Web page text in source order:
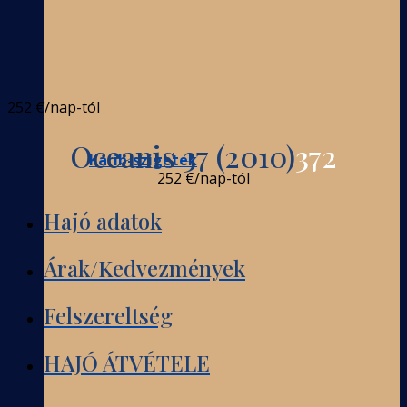
Karib-szigetek
252 €/nap-tól
Oceanis 37 (2010)372
252 €/nap-tól
Hajó adatok
Árak/Kedvezmények
Felszereltség
HAJÓ ÁTVÉTELE